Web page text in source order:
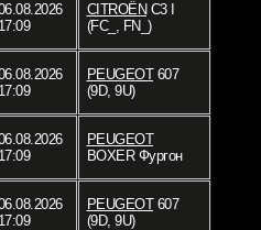
17:09
CITROËN C3 I
(FC_, FN_)
17:09
PEUGEOT607
(9D, 9U)
17:09
PEUGEOT
BOXER Фургон
17:09
PEUGEOT607
(9D, 9U)